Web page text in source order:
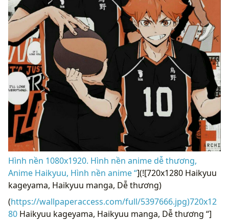
Hình nền 1080x1920. Hình nền anime dễ thương,
Anime Haikyuu, Hình nền anime “](![720x1280 Haikyuu
kageyama, Haikyuu manga, Dễ thương)
(https://wallpaperaccess.com/full/5397666.jpg)720x12
80 Haikyuu kageyama, Haikyuu manga, Dễ thương “]